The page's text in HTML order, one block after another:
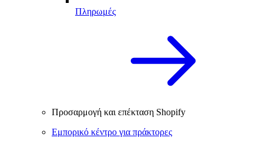
Πληρωμές
Προσαρμογή και επέκταση Shopify
Εμπορικό κέντρο για πράκτορες